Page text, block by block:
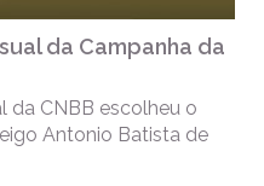
da Campanha da
da CNBB escolheu o
Antonio Batista de